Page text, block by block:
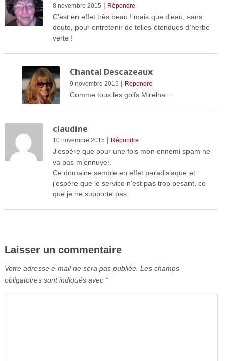
8 novembre 2015 | Répondre
C’est en effet très beau ! mais que d’eau, sans
doute, pour entretenir de telles étendues d’herbe
verte !
Chantal Descazeaux
9 novembre 2015 | Répondre
Comme tous les golfs Mirelha…
claudine
10 novembre 2015 | Répondre
J’espère que pour une fois mon ennemi spam ne
va pas m’ennuyer.
Ce domaine semble en effet paradisiaque et
j’espère que le service n’est pas trop pesant, ce
que je ne supporte pas.
Laisser un commentaire
Votre adresse e-mail ne sera pas publiée. Les champs
obligatoires sont indiqués avec *